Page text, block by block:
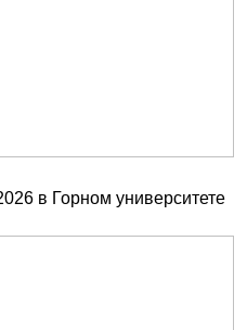
в Горном университете